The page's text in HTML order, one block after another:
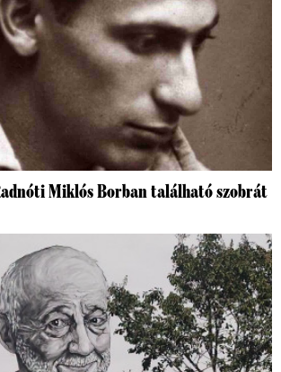
Miklós Borban található szobrát